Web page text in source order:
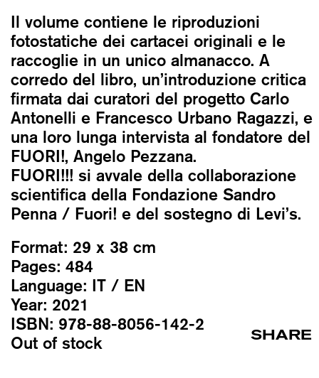
Il volume contiene le riproduzioni
fotostatiche dei cartacei originali e le
raccoglie in un unico almanacco. A
corredo del libro, un’introduzione critica
firmata dai curatori del progetto Carlo
Antonelli e Francesco Urbano Ragazzi, e
una loro lunga intervista al fondatore del
FUORI!, Angelo Pezzana.
FUORI!!! si avvale della collaborazione
scientifica della Fondazione Sandro
Penna / Fuori! e del sostegno di Levi’s.
Format: 29 x 38 cm
Pages: 484
Language: IT / EN
Year: 2021
ISBN: 978-88-8056-142-2
Out of stock
SHARE